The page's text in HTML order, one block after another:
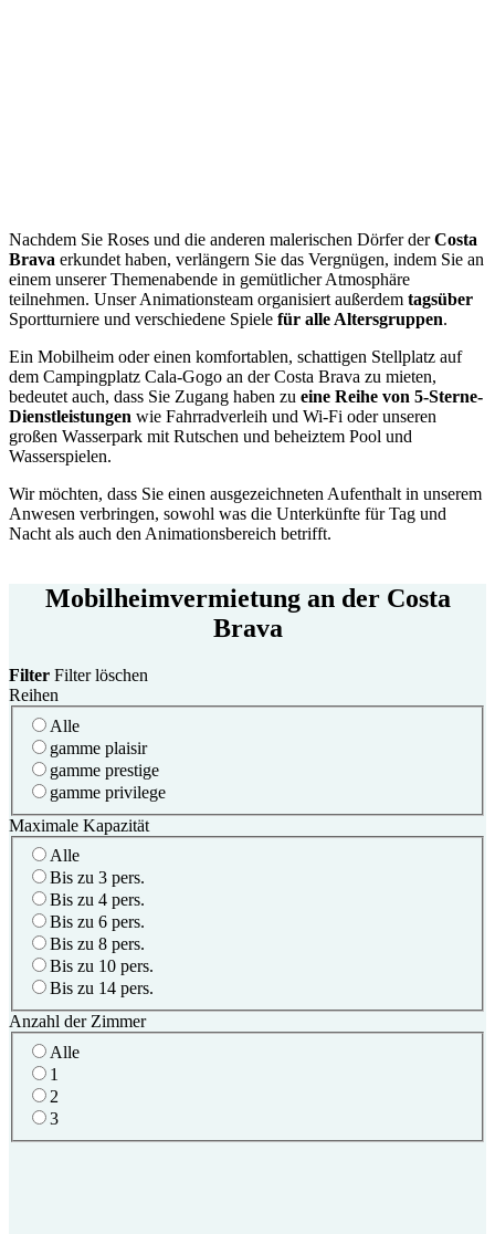
Nachdem Sie Roses und die anderen malerischen Dörfer derCosta
Brava erkundet haben, verlängern Sie das Vergnügen, indem Sie an
einem unserer Themenabende in gemütlicher Atmosphäre
teilnehmen. Unser Animationsteam organisiert außerdem tagsüber
Sportturniere und verschiedene Spiele für alle Altersgruppen.
Ein Mobilheim oder einen komfortablen, schattigen Stellplatz auf
dem Campingplatz Cala-Gogo an der Costa Brava zu mieten,
bedeutet auch, dass Sie Zugang haben zu eine Reihe von 5-Sterne-
Dienstleistungen wie Fahrradverleih und Wi-Fi oder unseren
großen Wasserpark mit Rutschen und beheiztem Pool und
Wasserspielen.
Wir möchten, dass Sie einen ausgezeichneten Aufenthalt in unserem
Anwesen verbringen, sowohl was die Unterkünfte für Tag und
Nacht als auch den Animationsbereich betrifft.
Mobilheimvermietung an der Costa
Brava
Filter Filter löschen
Reihen
Alle
gamme plaisir
gamme prestige
gamme privilege
Maximale Kapazität
Alle
Bis zu 3 pers.
Bis zu 4 pers.
Bis zu 6 pers.
Bis zu 8 pers.
Bis zu 10 pers.
Bis zu 14 pers.
Anzahl der Zimmer
Alle
1
2
3